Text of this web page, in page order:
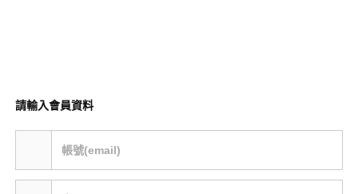
請輸入會員資料
帳號(email)